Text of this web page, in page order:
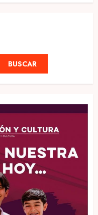
BUSCAR